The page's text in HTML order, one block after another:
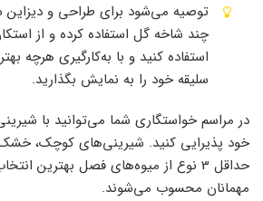
توصیه ‌می‌شود برای طراحی و
چند شاخه گل استفاده کرده و از
استفاده کنید و با به‌کارگیری هرچه
سلیقه خود را به نمایش بگذارید.
در مراسم خواستگاری شما ‌می‌توانید با
خود پذیرایی کنید. شیرینی‌های کوچک،
حداقل 3 نوع از میوه‌های فصل بهترین
مهمانان محسوب ‌می‌شوند.